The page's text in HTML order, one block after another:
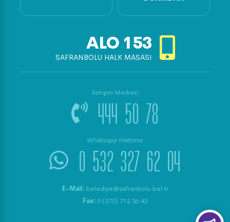
ALO 153
SAFRANBOLU HALK MASASI
İletişim Merkezi
444 50 78
Whatsapp Hattımız
0 532 327 62 04
E-Mail: belediye@safranbolu.bel.tr
Fax: 0 (370) 712 36 42